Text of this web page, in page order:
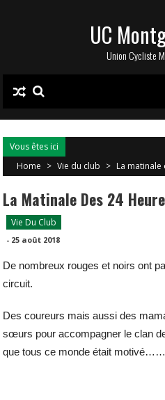
UC
Union Cycliste
Vous êtes ici
Home > Vie du club > La matinale
La Matinale Des 24
Vie Du Club
- 25 août 2018
De nombreux rouges et noirs ont
circuit.
Des coureurs mais aussi des
sœurs pour accompagner le clan
que tous ce monde était